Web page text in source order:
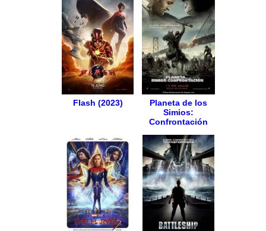
Flash (2023)
Planeta de los
Simios:
Confrontación